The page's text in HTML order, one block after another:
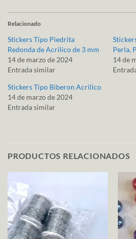
Relacionado
Stickers Tipo Piedrita
Redonda de Acrilico de 3 mm
14 de marzo de 2024
Entrada similar
Perla,
14 de
Stickers Tipo Biberon Acrilico
14 de marzo de 2024
Entrada similar
PRODUCTOS RELACIONADOS